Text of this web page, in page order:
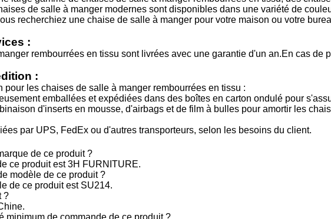
de salle à manger modernes sont disponibles dans une variété de
recherchiez une chaise de salle à manger pour votre maison ou votre
:
rembourrées en tissu sont livrées avec une garantie d'un an.En cas
:
pour les chaises de salle à manger rembourrées en tissu :
emballées et expédiées dans des boîtes en carton ondulé pour
d'inserts en mousse, d'airbags et de film à bulles pour amortir les
par UPS, FedEx ou d'autres transporteurs, selon les besoins du client.
de ce produit ?
ce produit est 3H FURNITURE.
modèle de ce produit ?
de ce produit est SU214.
?
minimum de commande de ce produit ?